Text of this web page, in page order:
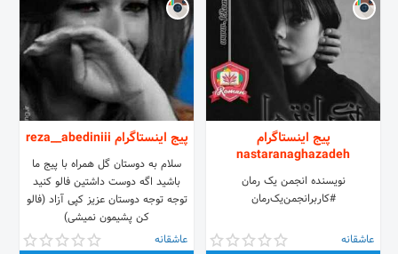
پیج اینستاگرام
nastaranaghazadeh
نویسنده انجمن یک رمان
#کاربر‌انجمن‌یک‌رمان
عاشقانه
پیج اینستاگرام reza__abediniii
سلام به دوستان گل همراه با پیج ما
باشید اگه دوست داشتین فالو کنید
توجه توجه دوستان عزیز کپی آزاد (فالو
کن پشیمون نمیشی)
عاشقانه